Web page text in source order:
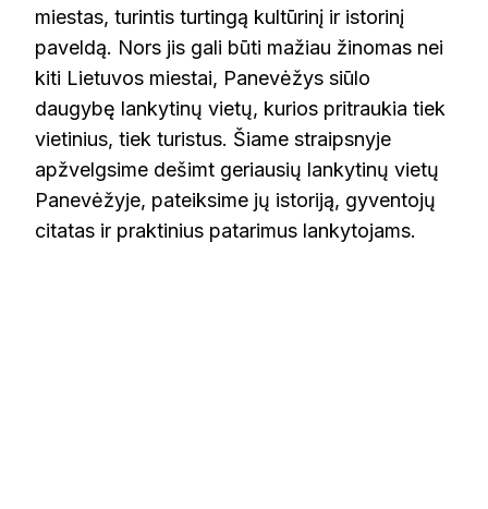
miestas, turintis turtingą kultūrinį ir istorinį
paveldą. Nors jis gali būti mažiau žinomas nei
kiti Lietuvos miestai, Panevėžys siūlo
daugybę lankytinų vietų, kurios pritraukia tiek
vietinius, tiek turistus. Šiame straipsnyje
apžvelgsime dešimt geriausių lankytinų vietų
Panevėžyje, pateiksime jų istoriją, gyventojų
citatas ir praktinius patarimus lankytojams.